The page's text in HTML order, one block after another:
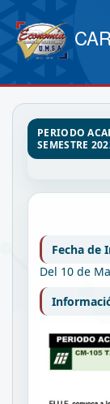
PERIODO
SEMESTRE
Fecha de
Del 10 de